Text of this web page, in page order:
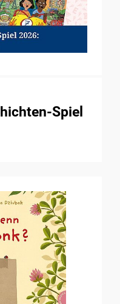
Spiel